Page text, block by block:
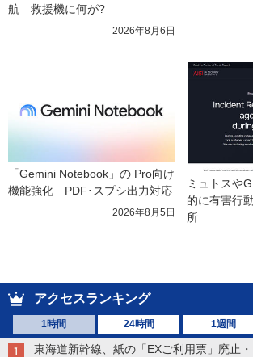
航　救援機に何が?
2026年8月6日
「Gemini Notebook」の Pro向け
機能強化　PDF･スプシ出力対応
2026年8月5日
ミュトスや
的に有害行
所
アクセスランキング
1時間 24時間 1週間
東海道新幹線、紙の「EXご利用票」廃止